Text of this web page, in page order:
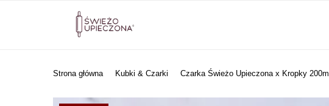
Strona główna Kubki & Czarki Czarka Świeżo Upieczona x Kropky 200ml